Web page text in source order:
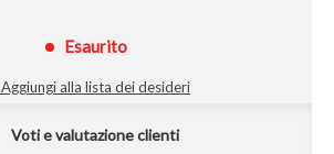
Esaurito
Aggiungi alla lista dei desideri
Voti e valutazione clienti